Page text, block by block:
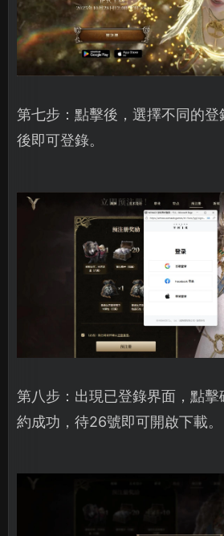
第七步：點擊後，選擇不同的
後即可登錄。
第八步：出現已登錄界面，點
約成功，待26號即可開啟下載。